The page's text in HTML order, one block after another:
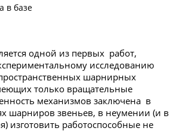
в базе
одной из первых работ,
исследованию
шарнирных
только вращательные
механизмов заключена в
шарниров звеньев, в неумении (и в
изготовить работоспособные не